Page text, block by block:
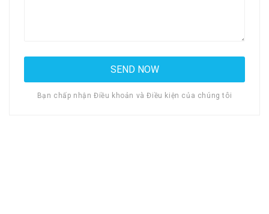
Bạn chấp nhận Điều khoản và Điều kiện của chúng tôi